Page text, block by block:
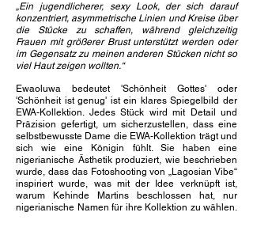
„Ein jugendlicherer, sexy Look, der sich darauf
konzentriert, asymmetrische Linien und Kreise über
die Stücke zu schaffen, während gleichzeitig
Frauen mit größerer Brust unterstützt werden oder
im Gegensatz zu meinen anderen Stücken nicht so
viel Haut zeigen wollten.“
Ewaoluwa bedeutet 'Schönheit Gottes' oder
'Schönheit ist genug' ist ein klares Spiegelbild der
EWA-Kollektion. Jedes Stück wird mit Detail und
Präzision gefertigt, um sicherzustellen, dass eine
selbstbewusste Dame die EWA-Kollektion trägt und
sich wie eine Königin fühlt. Sie haben eine
nigerianische Ästhetik produziert, wie beschrieben
wurde, dass das Fotoshooting von „Lagosian Vibe“
inspiriert wurde, was mit der Idee verknüpft ist,
warum Kehinde Martins beschlossen hat, nur
nigerianische Namen für ihre Kollektion zu wählen.